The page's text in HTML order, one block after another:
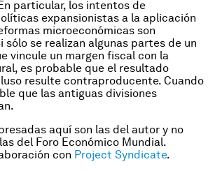
particular, los intentos de
expansionistas a la aplicación
microeconómicas son
sólo se realizan algunas partes de un
vincule un margen fiscal con la
es probable que el resultado
resulte contraproducente. Cuando
que las antiguas divisiones
aquí son las del autor y no
del Foro Económico Mundial.
con Project Syndicate.